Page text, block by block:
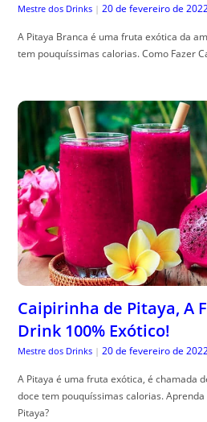
Mestre dos Drinks | 20 de fevereiro de
A Pitaya Branca é uma fruta exótica da
tem pouquíssimas calorias. Como Fazer
Caipirinha de Pitaya, A
Drink 100% Exótico!
Mestre dos Drinks | 20 de fevereiro de
A Pitaya é uma fruta exótica, é chamada
doce tem pouquíssimas calorias.
Pitaya?